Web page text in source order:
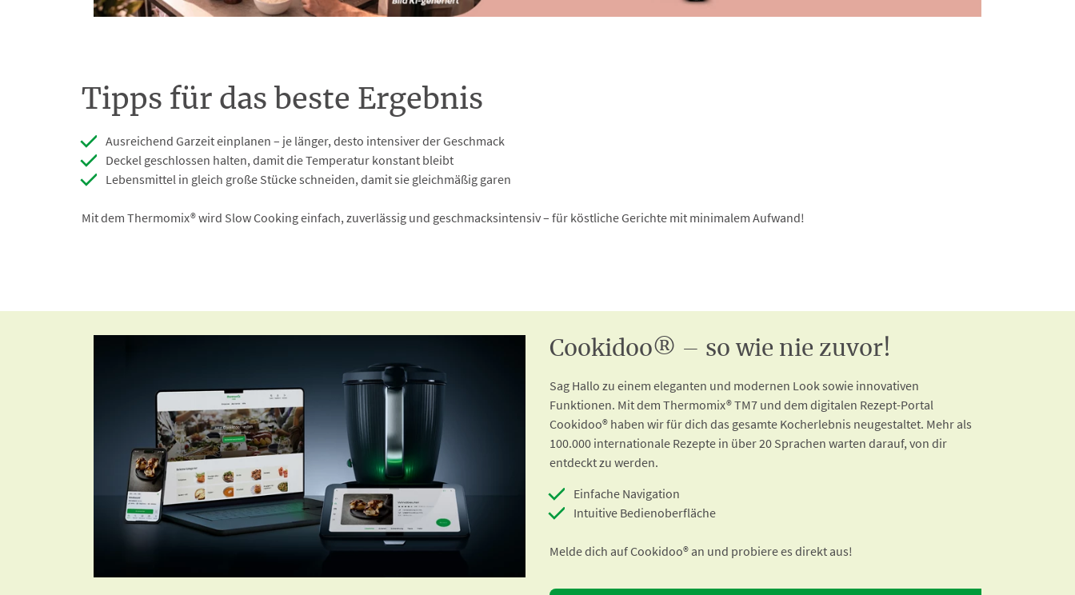
Tipps für das beste Ergebnis
Ausreichend Garzeit einplanen – je länger, desto intensiver der Geschmack
Deckel geschlossen halten, damit die Temperatur konstant bleibt
Lebensmittel in gleich große Stücke schneiden, damit sie gleichmäßig garen
Mit dem Thermomix® wird Slow Cooking einfach, zuverlässig und geschmacksintensiv – für köstliche Gerichte mit minimalem Aufwand!
Cookidoo® – so wie nie zuvor!
Sag Hallo zu einem eleganten und modernen Look sowie innovativen
Funktionen. Mit dem Thermomix® TM7 und dem digitalen Rezept-Portal
Cookidoo® haben wir für dich das gesamte Kocherlebnis neugestaltet. Mehr als
100.000 internationale Rezepte in über 20 Sprachen warten darauf, von dir
entdeckt zu werden.
Einfache Navigation
Intuitive Bedienoberfläche
Melde dich auf Cookidoo® an und probiere es direkt aus!